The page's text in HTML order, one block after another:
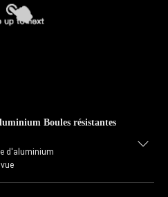
Boules résistantes
d'aluminium